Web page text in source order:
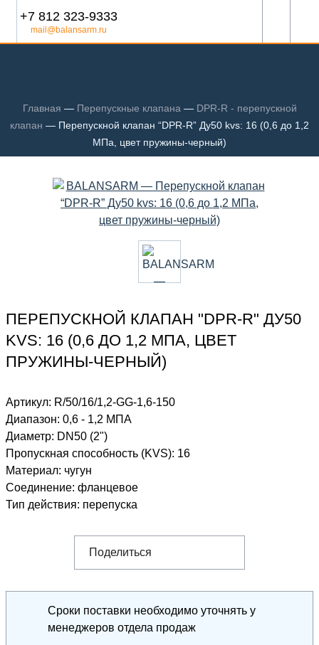
+7 812 323-9333
mail@balansarm.ru
Главная — Перепускные клапана — DPR-R - перепускной
клапан — Перепускной клапан “DPR-R” Ду50 kvs: 16 (0,6 до 1,2
МПа, цвет пружины-черный)
ПЕРЕПУСКНОЙ КЛАПАН "DPR-R" ДУ50
KVS: 16 (0,6 ДО 1,2 МПА, ЦВЕТ
ПРУЖИНЫ-ЧЕРНЫЙ)
Артикул: R/50/16/1,2-GG-1,6-150
Диапазон: 0,6 - 1,2 МПА
Диаметр: DN50 (2")
Пропускная способность (KVS): 16
Материал: чугун
Соединение: фланцевое
Тип действия: перепуска
Поделиться
Сроки поставки необходимо уточнять у
менеджеров отдела продаж